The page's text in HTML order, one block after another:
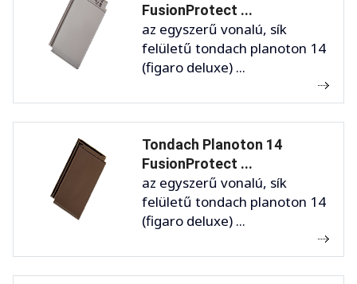
FusionProtect ...
az egyszerű vonalú, sík
felületű tondach planoton 14
(figaro deluxe) ...
Tondach Planoton 14
FusionProtect ...
az egyszerű vonalú, sík
felületű tondach planoton 14
(figaro deluxe) ...